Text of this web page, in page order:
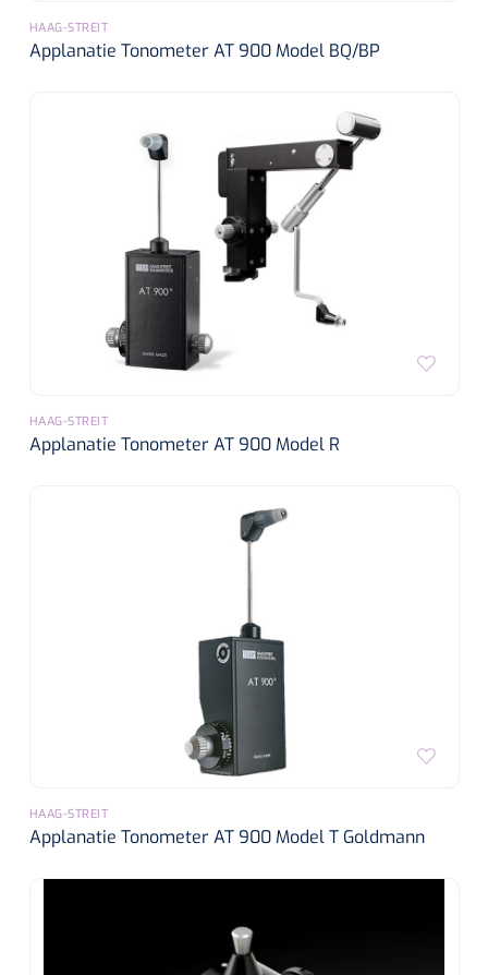
HAAG-STREIT
Applanatie Tonometer AT 900 Model BQ/BP
HAAG-STREIT
Applanatie Tonometer AT 900 Model R
HAAG-STREIT
Applanatie Tonometer AT 900 Model T Goldmann